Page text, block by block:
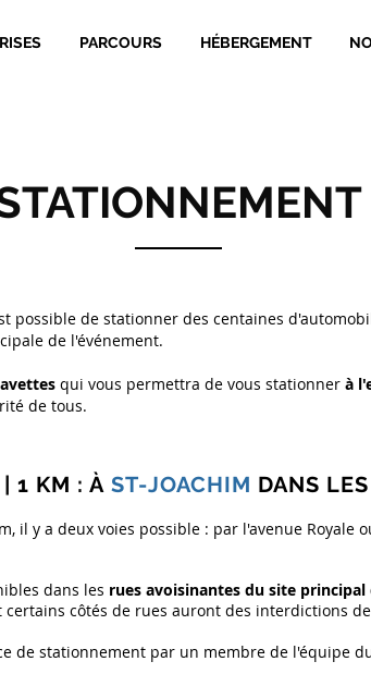
PARCOURS HÉBERGEMENT
possible de stationner des centaines
de l'événement.
qui vous permettra de vous stationner à
de tous.
1 KM : À ST-JOACHIM DANS LES
il y a deux voies possible : par l'avenue Royale
dans les rues avoisinantes du site
côtés de rues auront des interdictions
de stationnement par un membre de l'équipe